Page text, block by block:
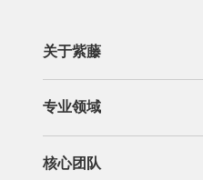
关于紫藤
公司概况
荣誉资质
专业领域
专利代理
交易运营
核心团队